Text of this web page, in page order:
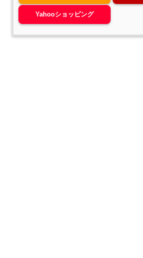
Yahooショッピング